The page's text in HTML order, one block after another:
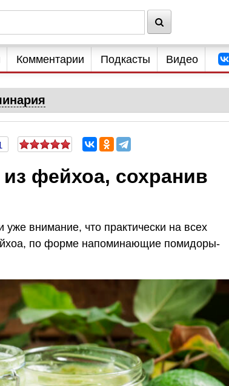
Комментарии Подкасты Видео
фейхоа, сохранив
внимание, что практически на всех
по форме напоминающие помидоры-